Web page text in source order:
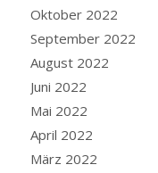
Oktober 2022
September 2022
August 2022
Juni 2022
Mai 2022
April 2022
März 2022